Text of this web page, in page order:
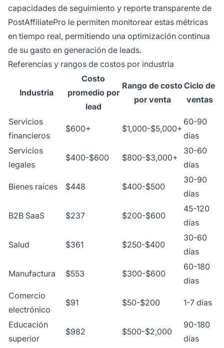
capacidades de seguimiento y reporte transparente de
PostAffiliatePro le permiten monitorear estas métricas
en tiempo real, permitiendo una optimización continua
de su gasto en generación de leads.
Referencias y rangos de costos por industria
Industria
Costo
promedio por
lead
Rango de costo
por venta
Ciclo de
ventas
Servicios
financieros
$600+ $1,000-$5,000+
60-90
días
Servicios
legales
$400-$600 $800-$3,000+
30-60
días
Bienes raíces $448 $400-$500
30-90
días
B2B SaaS $237 $200-$600
45-120
días
Salud $361 $250-$400
30-60
días
Manufactura $553 $300-$600
60-180
días
Comercio
electrónico
$91 $50-$200 1-7 días
Educación
superior
$982 $500-$2,000
90-180
días